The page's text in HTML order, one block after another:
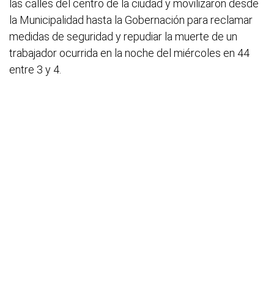
las calles del centro de la ciudad y movilizaron desde
la Municipalidad hasta la Gobernación para reclamar
medidas de seguridad y repudiar la muerte de un
trabajador ocurrida en la noche del miércoles en 44
entre 3 y 4.